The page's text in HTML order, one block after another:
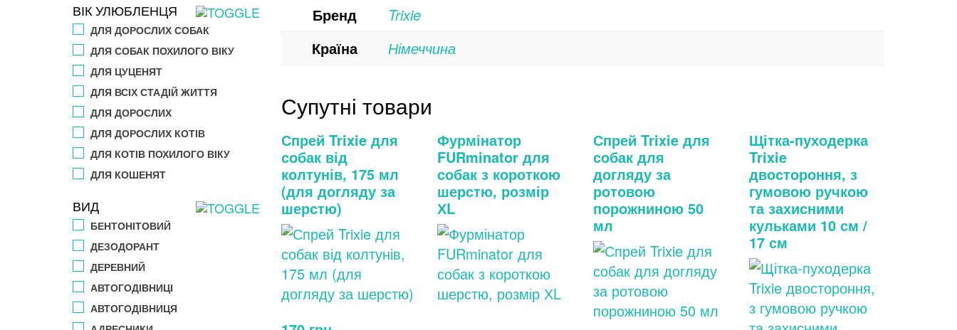
Бренд
Trixie
Країна
Німеччина
Супутні товари
Спрей Trixie для
собак від
колтунів, 175 мл
(для догляду за
шерстю)
Фурмінатор
FURminator для
собак з короткою
шерстю, розмір
ХL
Спрей Trixie для
собак для
догляду за
ротовою
порожниною 50
мл
Щітка-пуходерка
Trixie
двостороння, з
гумовою ручкою
та захисними
кульками 10 см /
17 см
ВІК УЛЮБЛЕНЦЯ
ДЛЯ ДОРОСЛИХ СОБАК
ДЛЯ СОБАК ПОХИЛОГО ВІКУ
ДЛЯ ЦУЦЕНЯТ
ДЛЯ ВСІХ СТАДІЙ ЖИТТЯ
ДЛЯ ДОРОСЛИХ
ДЛЯ ДОРОСЛИХ КОТІВ
ДЛЯ КОТІВ ПОХИЛОГО ВІКУ
ДЛЯ КОШЕНЯТ
ВИД
БЕНТОНІТОВИЙ
ДЕЗОДОРАНТ
ДЕРЕВНИЙ
АВТОГОДІВНИЦІ
АВТОГОДІВНИЦЯ